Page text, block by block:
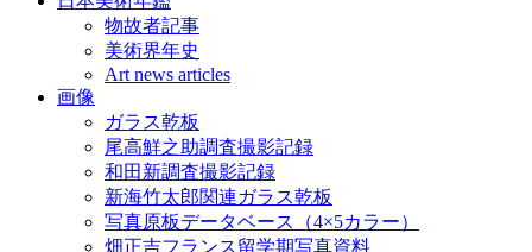
物故者記事
美術界年史
Art news articles
画像
ガラス乾板
尾高鮮之助調査撮影記録
和田新調査撮影記録
新海竹太郎関連ガラス乾板
写真原板データベース（4×5カラー）
畑正吉フランス留学期写真資料